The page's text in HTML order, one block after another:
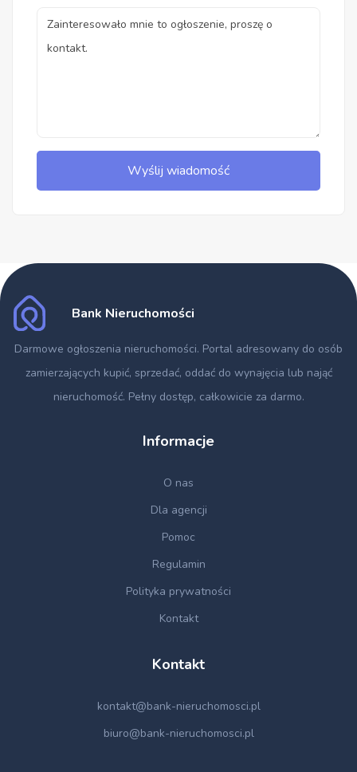
Wyślij wiadomość
Bank Nieruchomości
Darmowe ogłoszenia nieruchomości. Portal adresowany do osób
zamierzających kupić, sprzedać, oddać do wynajęcia lub nająć
nieruchomość. Pełny dostęp, całkowicie za darmo.
Informacje
O nas
Dla agencji
Pomoc
Regulamin
Polityka prywatności
Kontakt
Kontakt
kontakt@bank-nieruchomosci.pl
biuro@bank-nieruchomosci.pl